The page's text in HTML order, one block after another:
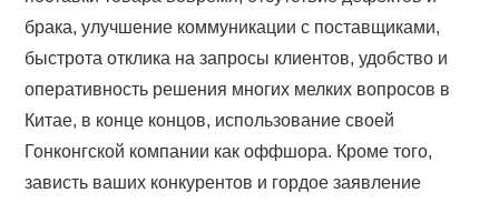
брака, улучшение коммуникации с поставщиками,
быстрота отклика на запросы клиентов, удобство и
оперативность решения многих мелких вопросов в
Китае, в конце концов, использование своей
Гонконгской компании как оффшора. Кроме того,
зависть ваших конкурентов и гордое заявление